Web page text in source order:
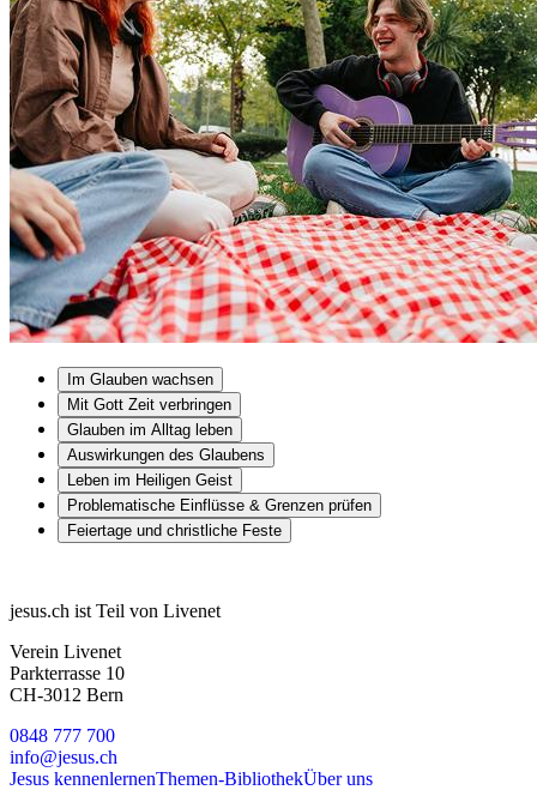
Im Glauben wachsen
Mit Gott Zeit verbringen
Glauben im Alltag leben
Auswirkungen des Glaubens
Leben im Heiligen Geist
Problematische Einflüsse & Grenzen prüfen
Feiertage und christliche Feste
jesus.ch ist Teil von Livenet
Verein Livenet
Parkterrasse 10
CH-3012 Bern
0848 777 700
info@jesus.ch
Jesus kennenlernenThemen-BibliothekÜber uns